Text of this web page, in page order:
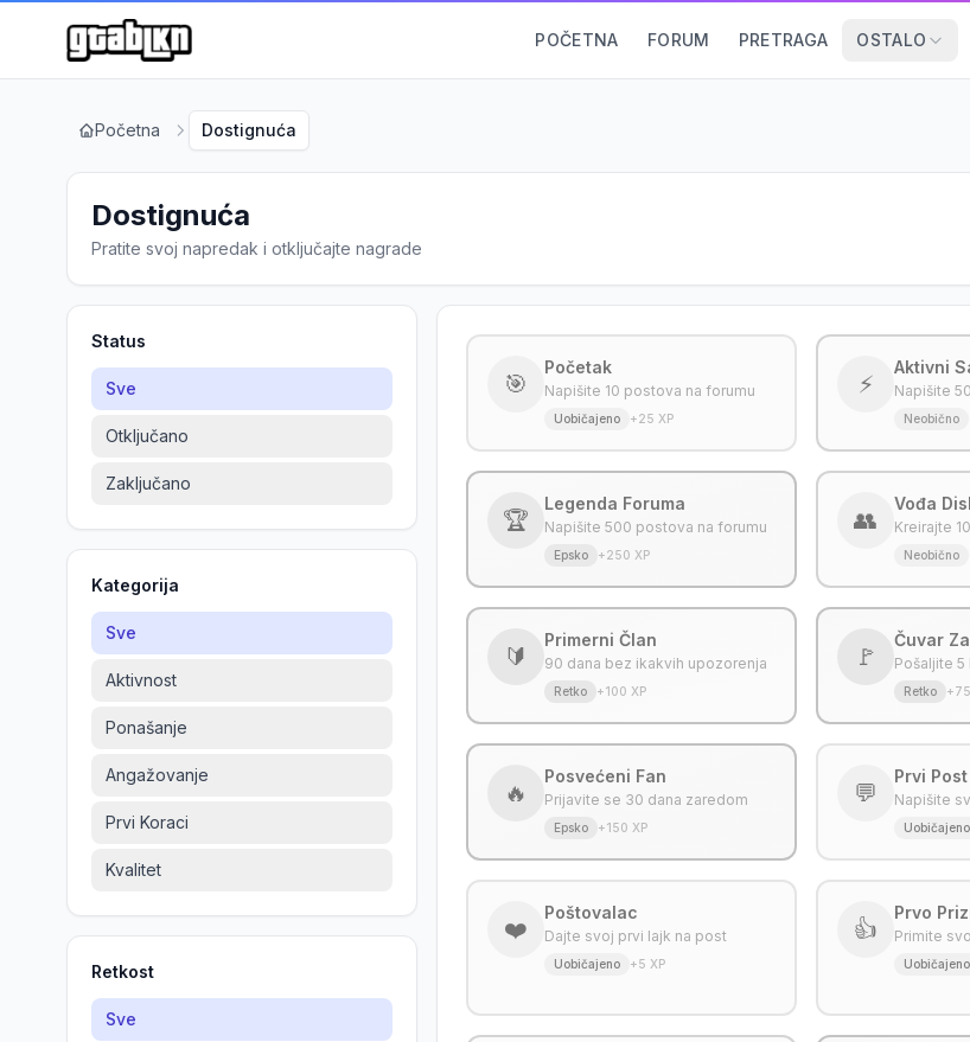
POČETNA FORUM PRETRAGA OSTALO
Početna Dostignuća
Dostignuća
Pratite svoj napredak i otključajte nagrade
Status
Sve
Otključano
Zaključano
Kategorija
Sve
Aktivnost
Ponašanje
Angažovanje
Prvi Koraci
Kvalitet
Retkost
Sve
🎯
Početak
Napišite 10 postova na forumu
Uobičajeno +25 XP
⚡
Aktivni
Napišite
Neobično
🏆
Legenda Foruma
Napišite 500 postova na forumu
Epsko +250 XP
👥
Vođa
Kreirajte
Neobično
🔰
Primerni Član
90 dana bez ikakvih upozorenja
Retko +100 XP
🚩
Čuvar
Pošaljite 5
Retko
🔥
Posvećeni Fan
Prijavite se 30 dana zaredom
Epsko +150 XP
💬
Prvi Post
Napišite
Uobičajeno
❤️
Poštovalac
Dajte svoj prvi lajk na post
Uobičajeno +5 XP
👍
Prvo
Primite
Uobičajeno